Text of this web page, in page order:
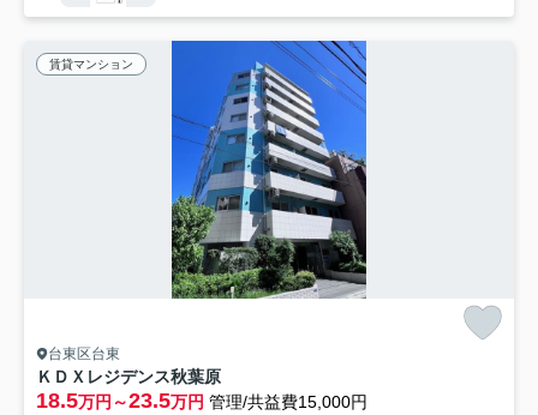
賃貸マンション
台東区台東
ＫＤＸレジデンス秋葉原
18.5万円～23.5万円 管理/共益費15,000円